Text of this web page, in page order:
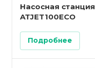
Насосная станция
ATJET100ECO
Подробнее